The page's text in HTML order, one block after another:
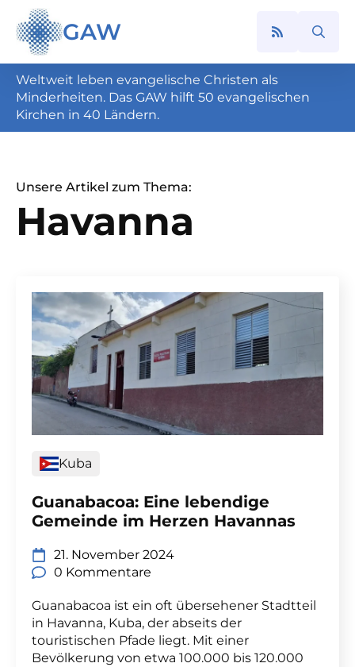
GAW
Search
Weltweit leben evangelische Christen als
Minderheiten. Das GAW hilft 50 evangelischen
Kirchen in 40 Ländern.
Unsere Artikel zum Thema:
Havanna
Kuba
Guanabacoa: Eine lebendige
Gemeinde im Herzen Havannas
21. November 2024
0 Kommentare
Guanabacoa ist ein oft übersehener Stadtteil
in Havanna, Kuba, der abseits der
touristischen Pfade liegt. Mit einer
Bevölkerung von etwa 100.000 bis 120.000